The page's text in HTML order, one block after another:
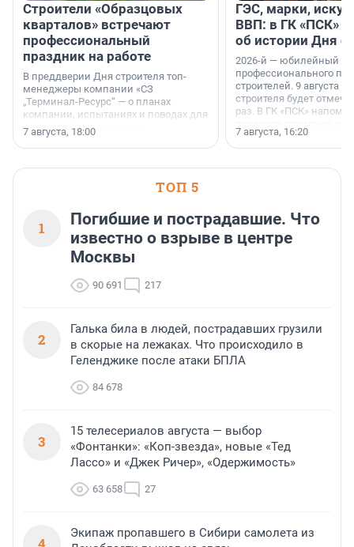
Строители «Образцовых
кварталов» встречают
профессиональный
праздник на работе
В преддверии Дня строителя топ-
менеджеры компании «СЗ
„Терминал-Ресурс“ — о планах
компании, испытаниях и поводах для
осторожного оптимизма.
7 августа, 18:00
ГЭС, марки,
ВВП: в ГК «ПСК»
об истории Дня
2026-й — юбилейный
профессионального
строителей. 9 августа
строителя будет
раз. В ГК «ПСК»
поменялась роль
7 августа, 16:20
ТОП 5
1
Погибшие и пострадавшие. Что
известно о взрыве в центре
Москвы
90 691 217
2
Галька била в людей, пострадавших грузили
в скорые на лежаках. Что происходило в
Геленджике после атаки БПЛА
84 678
3
15 телесериалов августа — выбор
«Фонтанки»: «Коп-звезда», новые «Тед
Лассо» и «Джек Ричер», «Одержимость»
63 658 27
Экипаж пропавшего в Сибири самолета из